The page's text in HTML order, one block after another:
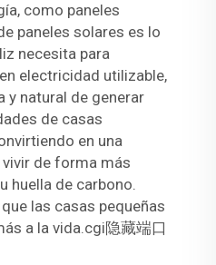
como paneles
paneles solares es lo
necesita para
electricidad utilizable,
y natural de generar
de casas
en una
de forma más
huella de carbono.
las casas pequeñas
a la vida.cgi隐藏端口